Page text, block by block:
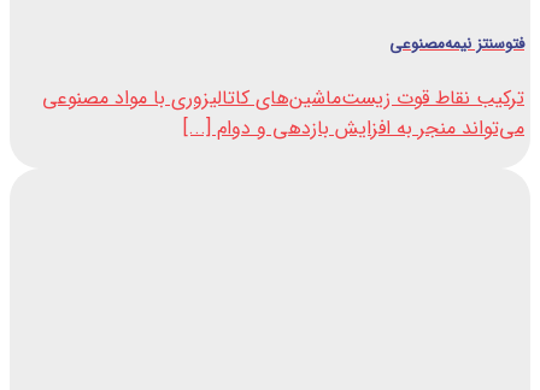
فتوسنتز نیمه‌مصنوعی
ترکیب نقاط قوت زیست‌ماشین‌های کاتالیزوری با مواد مصنوعی
می‌تواند منجر به افزایش بازدهی و دوام [...]